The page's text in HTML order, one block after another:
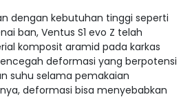
dengan kebutuhan tinggi seperti
ban, Ventus S1 evo Z telah
komposit aramid pada karkas
deformasi yang berpotensi
suhu selama pemakaian
deformasi bisa menyebabkan